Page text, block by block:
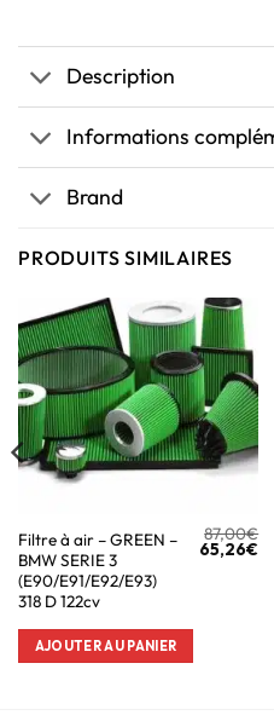
Description
Informations
Brand
PRODUITS SIMILAIRES
Filtre à air – GREEN –
BMW SERIE 3
(E90/E91/E92/E93)
318 D 122cv
87,00€
65,26€
AJOUTER AU PANIER